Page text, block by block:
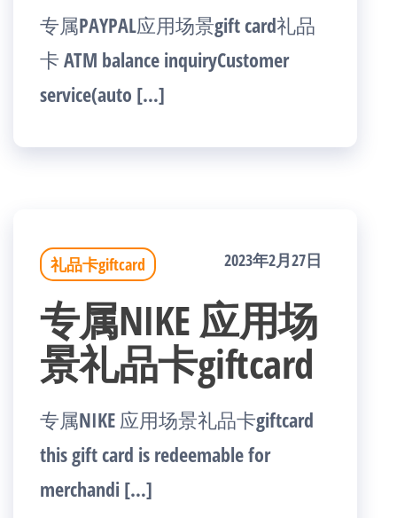
专属PAYPAL应用场景gift card礼品
卡 ATM balance inquiryCustomer
service(auto […]
礼品卡giftcard 2023年2月27日
专属NIKE 应用场
景礼品卡giftcard
专属NIKE 应用场景礼品卡giftcard
this gift card is redeemable for
merchandi […]